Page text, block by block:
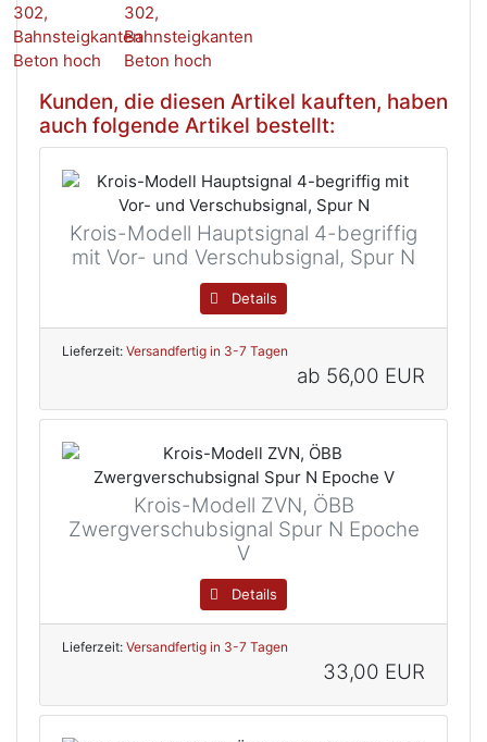
Kunden, die diesen Artikel kauften, haben
auch folgende Artikel bestellt:
Krois-Modell Hauptsignal 4-begriffig
mit Vor- und Verschubsignal, Spur N
Details
Lieferzeit: Versandfertig in 3-7 Tagen
ab 56,00 EUR
Krois-Modell ZVN, ÖBB
Zwergverschubsignal Spur N Epoche
V
Details
Lieferzeit: Versandfertig in 3-7 Tagen
33,00 EUR